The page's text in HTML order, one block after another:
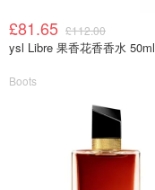
£81.65 £112.00
ysl Libre 果香花香香水 50ml
Boots